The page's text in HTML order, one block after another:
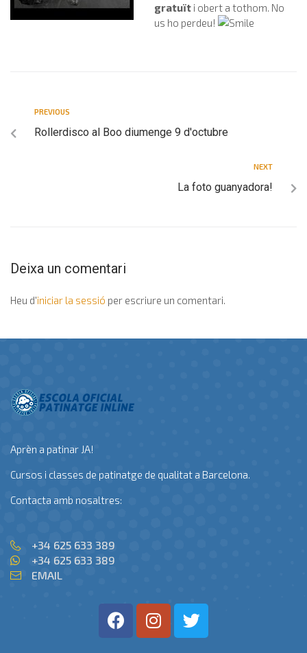
gratuït i obert a tothom. No
us ho perdeu!
PREVIOUS
Rollerdisco al Boo diumenge 9 d'octubre
NEXT
La foto guanyadora!
Deixa un comentari
Heu d'iniciar la sessió per escriure un comentari.
Aprèn a patinar JA!
Cursos i classes de patinatge de qualitat a Barcelona.
Contacta amb nosaltres:
+34 625 633 389
+34 625 633 389
EMAIL